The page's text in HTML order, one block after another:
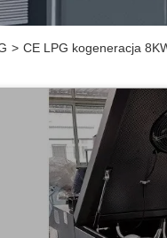
> CE LPG kogeneracja